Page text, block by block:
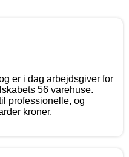
er i dag arbejdsgiver for
56 varehuse.
professionelle, og
kroner.